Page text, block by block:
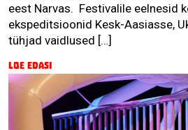
eest Narvas. Festivalile eelnesid
ekspeditsioonid Kesk-Aasiasse,
tühjad vaidlused […]
Loe edasi